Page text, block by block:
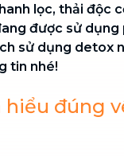
lọc, thải độc
được sử dụng
sử dụng detox
tin nhé!
hiểu đúng